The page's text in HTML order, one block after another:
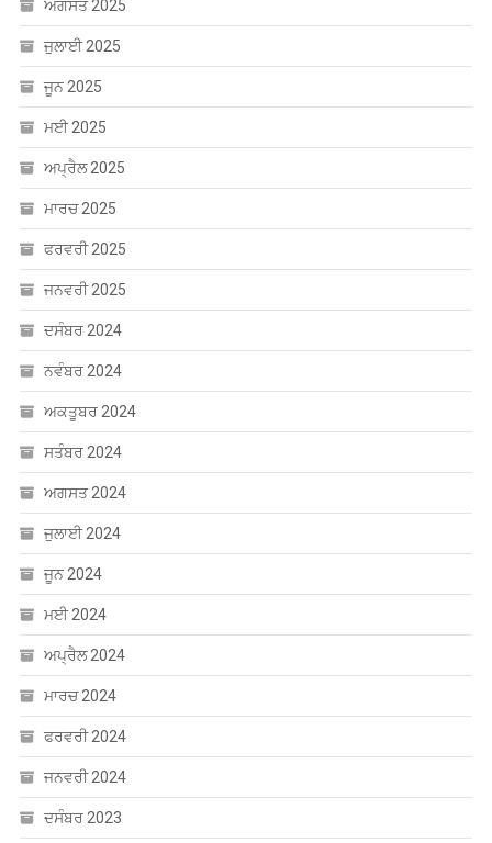
ਜੂਨ 2025
ਮਈ 2025
ਅਪ੍ਰੈਲ 2025
ਮਾਰਚ 2025
ਫਰਵਰੀ 2025
ਜਨਵਰੀ 2025
ਦਸੰਬਰ 2024
ਨਵੰਬਰ 2024
ਅਕਤੂਬਰ 2024
ਸਤੰਬਰ 2024
ਅਗਸਤ 2024
ਜੁਲਾਈ 2024
ਜੂਨ 2024
ਮਈ 2024
ਅਪ੍ਰੈਲ 2024
ਮਾਰਚ 2024
ਫਰਵਰੀ 2024
ਜਨਵਰੀ 2024
ਦਸੰਬਰ 2023
ਸਤੰਬਰ 2023